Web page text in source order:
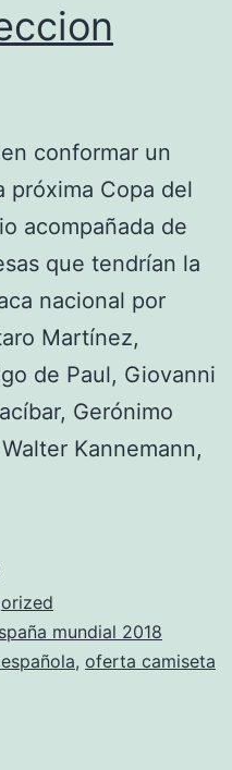
conformar un
próxima Copa del
acompañada de
que tendrían la
nacional por
Martínez,
de Paul, Giovanni
Gerónimo
Kannemann,
mundial 2018
, oferta camiseta